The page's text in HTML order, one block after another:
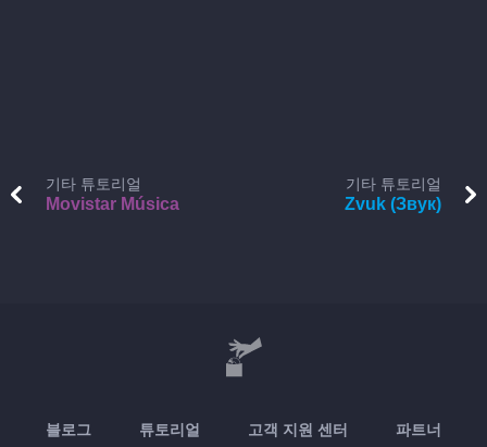
기타 튜토리얼
Movistar Música
기타 튜토리얼
Zvuk (Звук)
블로그 튜토리얼 고객 지원 센터 파트너